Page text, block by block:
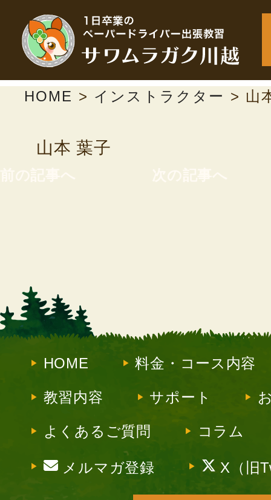
HOME > インストラクター > 山
山本 葉子
HOME 料金・コース内容
教習内容 サポート
よくあるご質問 コラム
メルマガ登録 X（旧